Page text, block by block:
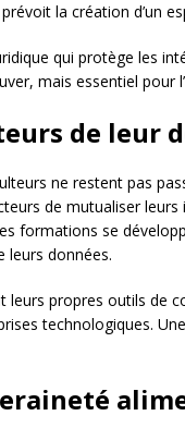
prévoit la création d’un
qui protège les
mais essentiel pour
de leur
ne restent pas
de mutualiser
formations se
leurs données.
propres outils de
technologiques.